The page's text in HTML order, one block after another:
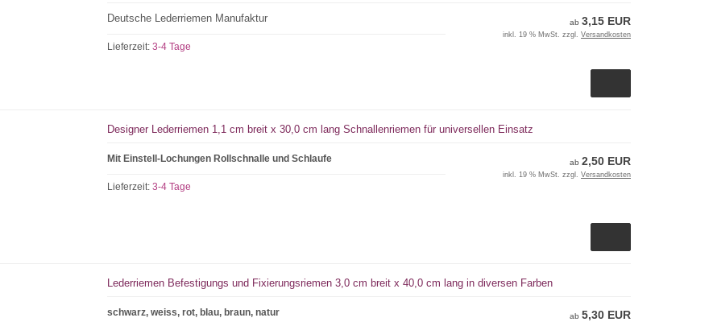
Deutsche Lederriemen Manufaktur
Lieferzeit:3-4 Tage
ab 3,15 EUR
inkl. 19 % MwSt. zzgl. Versandkosten
Designer Lederriemen 1,1 cm breit x 30,0 cm lang Schnallenriemen für universellen Einsatz
Mit Einstell-Lochungen Rollschnalle und Schlaufe
Lieferzeit:3-4 Tage
ab 2,50 EUR
inkl. 19 % MwSt. zzgl. Versandkosten
Lederriemen Befestigungs und Fixierungsriemen 3,0 cm breit x 40,0 cm lang in diversen Farben
schwarz, weiss, rot, blau, braun, natur ab 5,30 EUR